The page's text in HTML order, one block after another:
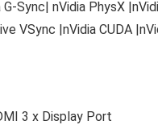
G-Sync| nVidia PhysX
VSync |nVidia CUDA
3 x Display Port